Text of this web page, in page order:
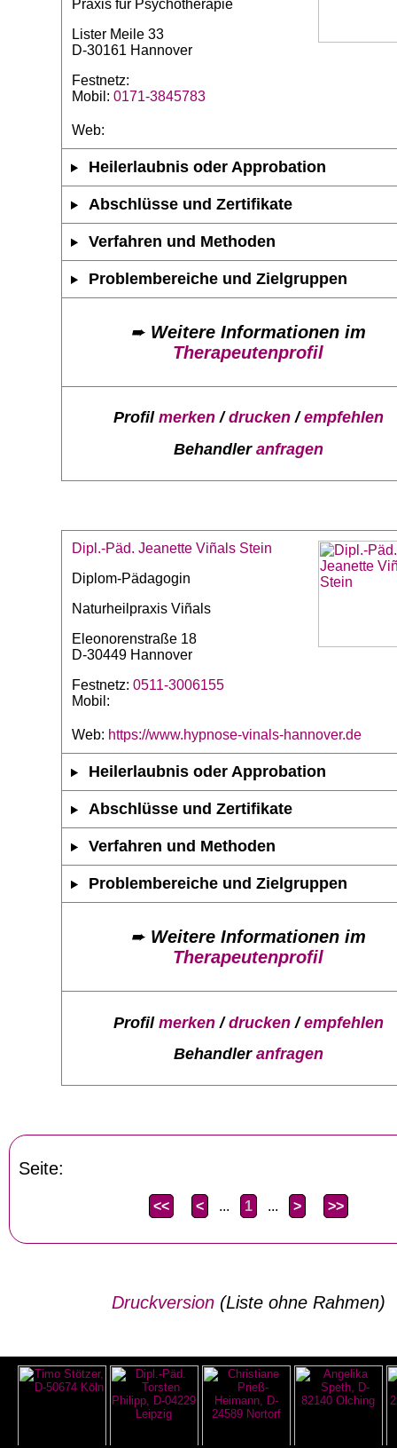
Praxis für Psychotherapie
Lister Meile 33
D-30161 Hannover
Festnetz:
Mobil: 0171-3845783
Web:
Heilerlaubnis oder Approbation
Abschlüsse und Zertifikate
Verfahren und Methoden
Problembereiche und Zielgruppen
➨ Weitere Informationen im
Therapeutenprofil
Profil merken/drucken/empfehlen
Behandler anfragen
Dipl.-Päd. Jeanette Viñals Stein
Diplom-Pädagogin
Naturheilpraxis Viñals
Eleonorenstraße 18
D-30449 Hannover
Festnetz: 0511-3006155
Mobil:
Web: https://www.hypnose-vinals-hannover.de
Heilerlaubnis oder Approbation
Abschlüsse und Zertifikate
Verfahren und Methoden
Problembereiche und Zielgruppen
➨ Weitere Informationen im
Therapeutenprofil
Profil merken/drucken/empfehlen
Behandler anfragen
Seite:
<< < ... 1 ... > >>
Druckversion(Liste ohne Rahmen)